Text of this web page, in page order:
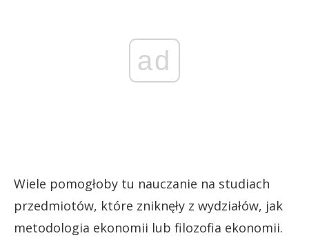
ad
Wiele pomogłoby tu nauczanie na studiach
przedmiotów, które zniknęły z wydziałów, jak
metodologia ekonomii lub filozofia ekonomii.